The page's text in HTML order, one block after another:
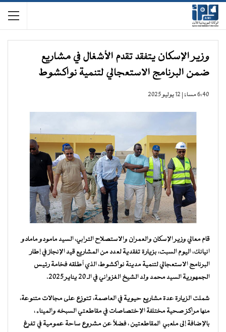
وزير الإسكان يتفقد تقدم الأشغال في مشاريع
ضمن البرنامج الاستعجالي لتنمية نواكشوط
6:40 مساءً | 12 يوليو 2025
قام معالي وزير الإسكان والعمران والاستصلاح الترابي، السيد مامودو مامادو
انيانك، اليوم السبت، بزيارة تفقدية لعدد من المشاريع قيد الإنجاز في إطار
البرنامج الاستعجالي لتنمية مدينة نواكشوط، الذي أطلقه فخامة رئيس
الجمهورية السيد محمد ولد الشيخ الغزواني في الـ 20 يناير 2025.
شملت الزيارة عدة مشاريع حيوية في العاصمة، تتوزع على مجالات متنوعة،
منها مراكز صحية مختلفة الإختصاصات في مقاطعتي السبخه والميناء ،
بالإضافة إلى ملعبي المقاطعتين ، فضلاً عن مشروع ساحة عمومية في تفرغ